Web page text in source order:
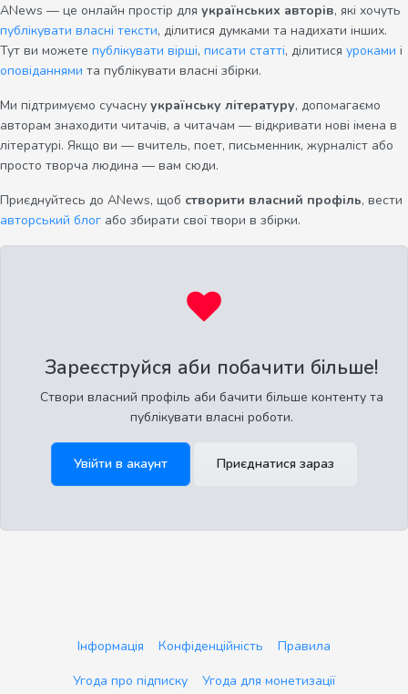
ANews — це онлайн простір для українських авторів, які хочуть
публікувати власні тексти, ділитися думками та надихати інших.
Тут ви можете публікувати вірші, писати статті, ділитися уроками і
оповіданнями та публікувати власні збірки.
Ми підтримуємо сучасну українську літературу, допомагаємо
авторам знаходити читачів, а читачам — відкривати нові імена в
літературі. Якщо ви — вчитель, поет, письменник, журналіст або
просто творча людина — вам сюди.
Приєднуйтесь до ANews, щоб створити власний профіль, вести
авторський блог або збирати свої твори в збірки.
Зареєструйся аби побачити більше!
Створи власний профіль аби бачити більше контенту та
публікувати власні роботи.
Увійти в акаунт Приєднатися зараз
Інформація Конфіденційність
Правила
Угода про підписку
Угода для монетизації